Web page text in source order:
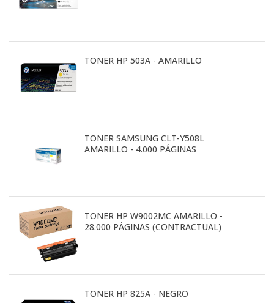
TONER HP 503A - AMARILLO
TONER SAMSUNG CLT-Y508L
AMARILLO - 4.000 PÁGINAS
TONER HP W9002MC AMARILLO -
28.000 PÁGINAS (CONTRACTUAL)
TONER HP 825A - NEGRO